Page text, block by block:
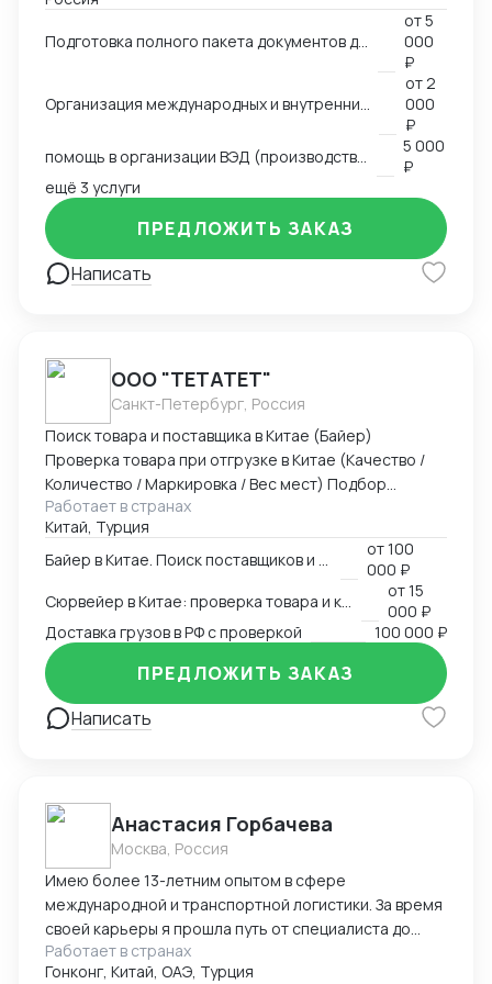
таможенного оформления, оптовые продажи всё
делал сам), работал с логистическими компаниями,
общался с поставщиками, прорабатывали различные
схемы доставки (очень сложные включая мед
сейчас в основном работаю с Китаем и Турцией.
Возил различные группы товаров. Участвую в
различных семинарах и выставках.
Подготовка полного пакета документов для экспортно-импортных поставок
от5
000
₽
Организация международных и внутренних перевозок всеми видами транспорта
от2
000
₽
5 000
₽
ещё 3 услуги
Написать
ПРЕДЛОЖИТЬ ЗАКАЗ
ООО "ТЕТАТЕТ"
Санкт-Петербург, Россия
Поиск товара и поставщика в Китае (Байер)
Проверка товара при отгрузке в Китае (Качество /
Количество / Маркировка / Вес мест) Подбор
оптимального способа доставки. Маршрут /
Перевозчики / Таможня Работаем официально.
Белый импорт / Документы / ЧЗ
Работает в странах
Китай, Турция
от100
000 ₽
от15
000 ₽
Доставка грузов в РФ с проверкой
100 000 ₽
Написать
ПРЕДЛОЖИТЬ ЗАКАЗ
Анастасия Горбачева
Москва, Россия
Имею более 13-летним опытом в сфере
международной и транспортной логистики. За время
своей карьеры я прошла путь от специалиста до
директора по логистике, успешно управляя
сложными проектами, выводя компании на новые
Работает в странах
Гонконг, Китай, ОАЭ, Турция